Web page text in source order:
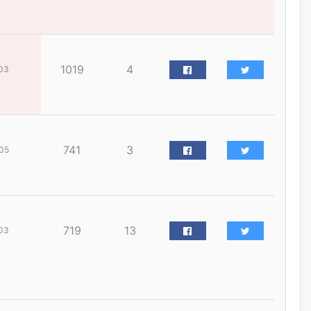
уржигдар
Орон сууц, нийтийн аж ахуй,
авто зам, тохижилт
холбоотой ГОМДОЛ их байгааг
суулгана гэх мэтээр дарамталдаг
1019 4
741 3
719 13